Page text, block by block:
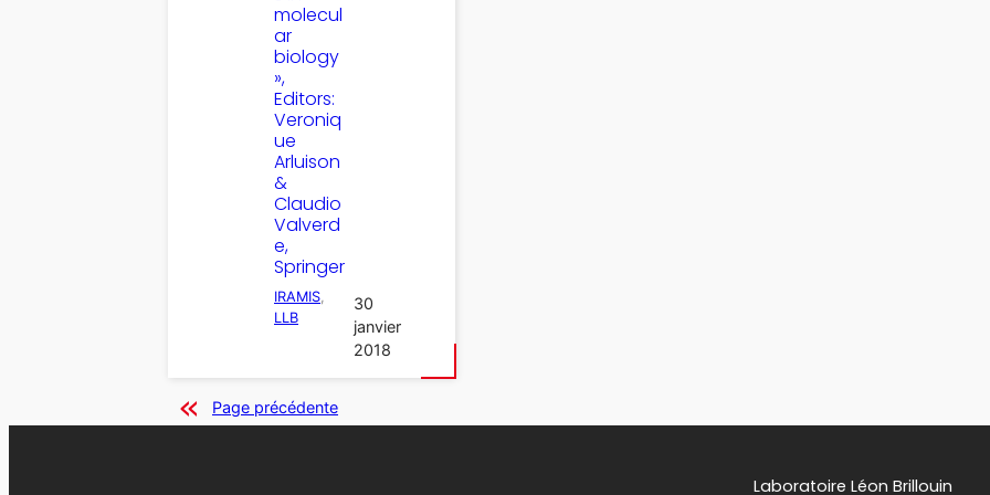
molecul
ar
biology
»,
Editors:
Veroniq
ue
Arluison
&
Claudio
Valverd
e,
Springer
IRAMIS
LLB
30
janvier
2018
Page précédente
Laboratoire Léon Brillouin